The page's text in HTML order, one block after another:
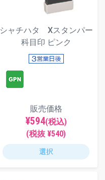
シャチハタ Xスタンパー
科目印 ピンク
販売価格
¥594(税込)
(税抜 ¥540)
選択